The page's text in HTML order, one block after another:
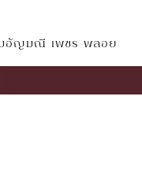
อัญมณี เพชร พลอย